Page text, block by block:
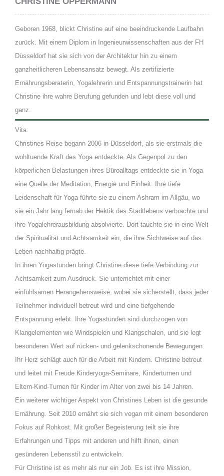
Geboren 1968, blickt Christine auf eine beeindruckende Laufbahn
zurück. Mit einem Diplom in Ingenieurwissenschaften aus der FH
Düsseldorf hat sie sich von der Architektur hin zu einem
ganzheitlicheren Lebensansatz bewegt. Als zertifizierte
Ernährungsberaterin, Yogalehrerin und Entspannungstrainerin hat
Christine ihre wahre Berufung gefunden und lebt diese voll und
ganz.
Vita:
Christines Reise begann 2006 in Düsseldorf, als sie erstmals die
wohltuende Kraft des Yoga entdeckte. Als Gegenpol zu den
körperlichen Belastungen ihres Büroalltags entdeckte sie in Yoga
eine Quelle der Meditation, Energie und Einheit. Ihre tiefe
Leidenschaft für Yoga führte sie zu einem Ashram im Allgäu, wo
sie ein Jahr lang fernab der Hektik des Stadtlebens verbrachte und
ihre Yogalehrerausbildung absolvierte. Dort tauchte sie in eine Welt
der Spiritualität und Achtsamkeit ein, die ihre Sichtweise auf das
Leben nachhaltig prägte.
In ihren Yogastunden bringt Christine diese tiefe Verbindung zur
Achtsamkeit zum Ausdruck. Sie unterrichtet mit einer
einfühlsamen Herangehensweise, wobei sie sicherstellt, dass jeder
Teilnehmer individuell betreut wird und eine tiefgehende
Entspannung erlebt. Ihre Yogastunden sind durchzogen von
Klangelementen wie Windspielen und Klangschalen, und sie legt
besonderen Wert auf rücken- und gelenkschonende Bewegungen.
Ihr Herz schlägt auch für die Arbeit mit Kindern. Christine betreut
und leitet mit Freude Kinderyoga-Seminare, Kinderturnen und
Eltern-Kind-Turnen für Kinder im Alter von zwei bis 14 Jahren.
Ein weiterer wichtiger Aspekt von Christines Leben ist die gesunde
Ernährung. Seit 2010 ernährt sie sich vegan mit einem besonderen
Fokus auf Rohkost. Mit großer Begeisterung teilt sie ihre
Erfahrungen und Tipps mit anderen und hilft ihnen, einen
gesünderen Lebensstil zu entwickeln.
Für Christine ist es mehr als nur ein Job. Es ist ihre Mission,